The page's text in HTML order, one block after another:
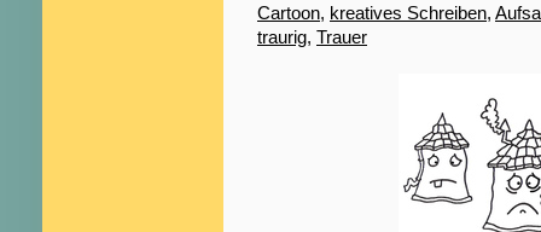
Cartoon, kreatives Schreiben,
traurig, Trauer